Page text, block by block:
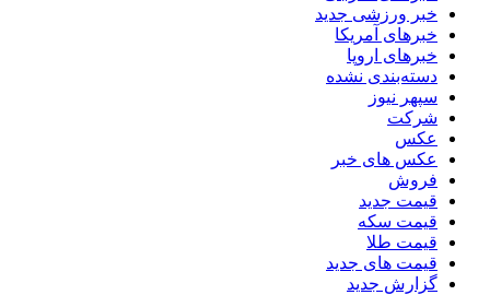
خبر ورزشی جدید
خبرهای آمریکا
خبرهای اروپا
دسته‌بندی نشده
سپهر نیوز
شرکت
عکس
عکس های خبر
فروش
قیمت جدید
قیمت سکه
قیمت طلا
قیمت های جدید
گزارش جدید